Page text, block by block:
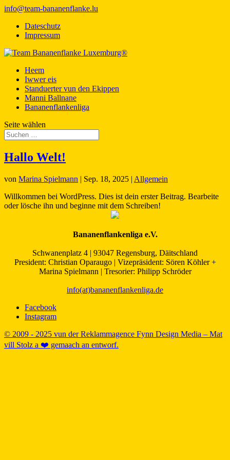
info@team-bananenflanke.lu
Dateschutz
Impressum
Heem
Iwwer eis
Standuerter vun den Ekippen
Manni Ballnane
Bananenflankenliga
Seite wählen
Hallo Welt!
von Marina Spielmann | Sep. 18, 2025 | Allgemein
Willkommen bei WordPress. Dies ist dein erster Beitrag. Bearbeite
oder lösche ihn und beginne mit dem Schreiben!
Bananenflankenliga e.V.
Schwanenplatz 4 | 93047 Regensburg, Däitschland
President: Christian Oparaugo | Vizepräsident: Sören Köhler +
Marina Spielmann | Tresorier: Philipp Schröder
info(at)bananenflankenliga.de
Facebook
Instagram
© 2009 - 2025 vun der Reklammagence Fynn Design Media – Mat
vill Stolz a ❤️ gemaach an entworf.